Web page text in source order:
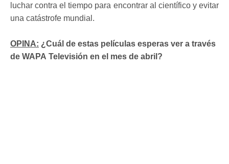
luchar contra el tiempo para encontrar al científico y evitar
una catástrofe mundial.
OPINA: ¿Cuál de estas películas esperas ver a través
de WAPA Televisión en el mes de abril?